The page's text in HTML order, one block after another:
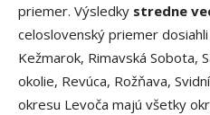
priemer. Výsledky stredne
celoslovenský priemer
Kežmarok, Rimavská Sobota,
okolie, Revúca, Rožňava,
okresu Levoča majú všetky